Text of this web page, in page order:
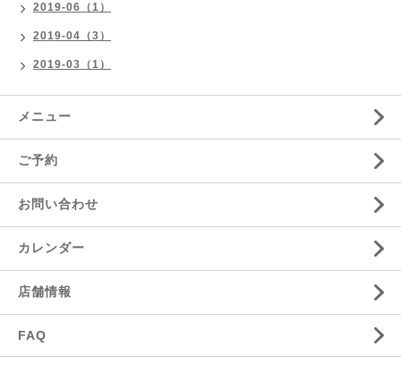
2019-06（1）
2019-04（3）
2019-03（1）
メニュー
ご予約
お問い合わせ
カレンダー
店舗情報
FAQ